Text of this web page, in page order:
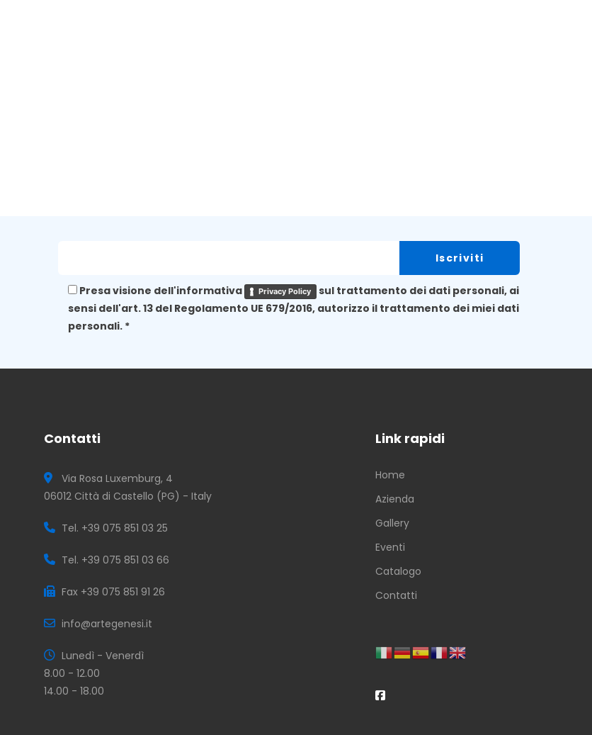
Presa visione dell'informativa Privacy Policy
sul trattamento dei dati personali, ai
sensi dell'art. 13 del Regolamento UE 679/2016, autorizzo il trattamento dei miei dati
personali. *
Contatti
Via Rosa Luxemburg, 4
06012 Città di Castello (PG) - Italy
Tel. +39 075 851 03 25
Tel. +39 075 851 03 66
Fax +39 075 851 91 26
info@artegenesi.it
Lunedì - Venerdì
8.00 - 12.00
14.00 - 18.00
Link rapidi
Home
Azienda
Gallery
Eventi
Catalogo
Contatti